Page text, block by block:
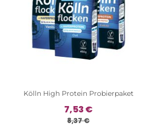
Kölln High Protein Probierpaket
7,53 €
8,37 €